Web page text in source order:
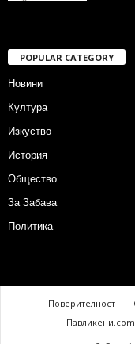
POPULAR CATEGORY
Новини
Култура
Изкуство
История
Общество
За Забава
Политика
Поверителност
Павликени.com